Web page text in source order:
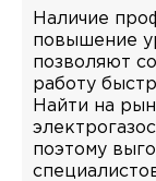
Наличие
повышение
позволяют
работу
Найти на
поэтому